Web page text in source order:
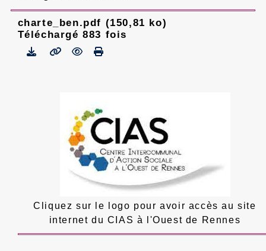
Cliquez sur le logo pour avoir accès au site
internet du CIAS à l'Ouest de Rennes
charte_ben.pdf (150,81 ko)
Téléchargé 883 fois